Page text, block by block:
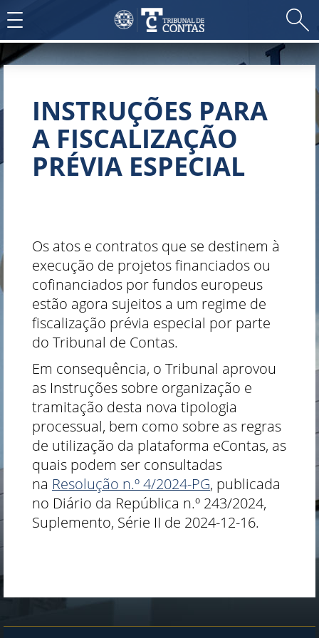
Toggle
navigation
INSTRUÇÕES PARA
A FISCALIZAÇÃO
PRÉVIA ESPECIAL
Os atos e contratos que se destinem à
execução de projetos financiados ou
cofinanciados por fundos europeus
estão agora sujeitos a um regime de
fiscalização prévia especial por parte
do Tribunal de Contas.
Em consequência, o Tribunal aprovou
as Instruções sobre organização e
tramitação desta nova tipologia
processual, bem como sobre as regras
de utilização da plataforma eContas, as
quais podem ser consultadas
na Resolução n.º ​4/2024-PG​, publicada
no Diário da República n.º 243/2024,
Suplemento, Série II de 2024-12-16​.